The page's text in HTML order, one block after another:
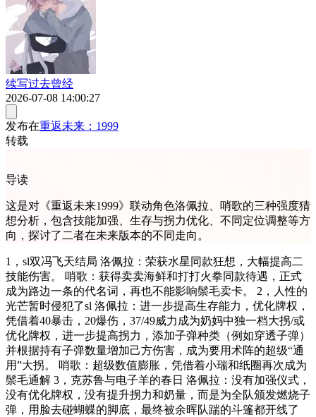
续写过去曾经
2026-07-08 14:00:27
发布在重返未来：1999
转载
导读
这是对《重返未来1999》联动角色洛佩拉、哨歌的三种强度猜
想分析，包含技能加强、生存与拐力优化、不同定位调整等方
向，探讨了二者在未来版本的不同走向。
1，sl双冯飞天结局 洛佩拉：荣获水星同款狂想，大幅提高二
技能伤害。 哨歌：获得卖卖海鲜和打打火拳同款待遇，正式
成为路边一条的代名词，再也不能影响鬃毛卖卡。 2，人性的
光芒暂时侵犯了sl 洛佩拉：进一步提高生存能力，优化牌权，
凭借着40暴击，20爆伤，37/49威力成为奶妈中独一档大拐/或
优化牌权，进一步提高拐力，添加子弹种类（例如穿透子弹）
并根据持有子弹数量增加己方伤害，成为要用术阵的超级“通
用”大拐。 哨歌：超级数值膨胀，凭借着小瑞和纸圈再次成为
鬃毛通解 3，克苏鲁与电子羊的春日 洛佩拉：没有加强仪式，
没有优化牌权，没有提升拐力和奶量，而是为全队颁发燃烧子
弹，用脸去碰蝴蝶的脚底，最终被余晖队踹的斗篷都开线了